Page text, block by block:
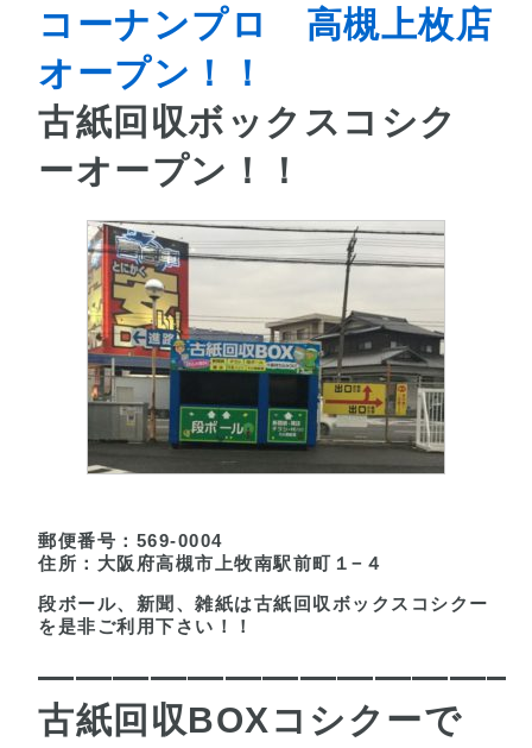
コーナンプロ 高槻上枚店
オープン！！
古紙回収ボックスコシク
ーオープン！！
郵便番号：569-0004
住所：大阪府高槻市上牧南駅前町１−４
段ボール、新聞、雑紙は古紙回収ボックスコシクー
を是非ご利用下さい！！
古紙回収BOXコシクーで